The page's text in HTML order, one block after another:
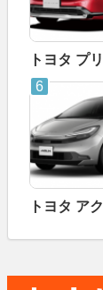
トヨタ プ
トヨタ ア